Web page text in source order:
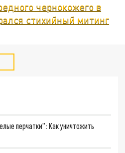
чернокожего в
стихийный митинг
перчатки": Как уничтожить